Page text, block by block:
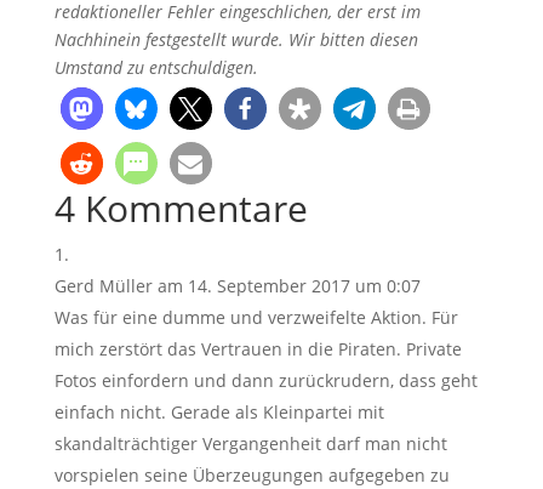
redaktioneller Fehler eingeschlichen, der erst im
Nachhinein festgestellt wurde. Wir bitten diesen
Umstand zu entschuldigen.
4 Kommentare
Gerd Müller am 14. September 2017 um 0:07
Was für eine dumme und verzweifelte Aktion. Für
mich zerstört das Vertrauen in die Piraten. Private
Fotos einfordern und dann zurückrudern, dass geht
einfach nicht. Gerade als Kleinpartei mit
skandalträchtiger Vergangenheit darf man nicht
vorspielen seine Überzeugungen aufgegeben zu